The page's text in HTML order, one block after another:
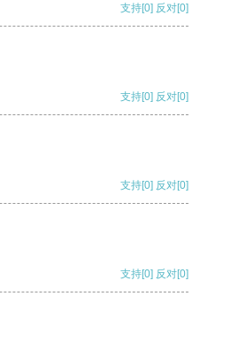
支持[0] 反对[0]
支持[0] 反对[0]
支持[0] 反对[0]
支持[0] 反对[0]